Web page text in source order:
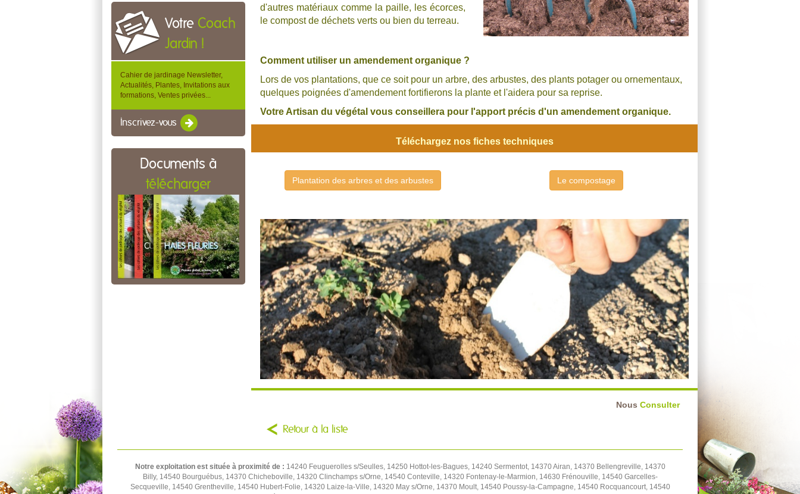
Votre Coach
Jardin !
Cahier de jardinage Newsletter,
Actualités, Plantes, Invitations aux
formations, Ventes privées...
Inscrivez-vous
Documents à
télécharger
d'autres matériaux comme la paille, les écorces,
le compost de déchets verts ou bien du terreau.
Comment utiliser un amendement organique ?
Lors de vos plantations, que ce soit pour un arbre, des arbustes, des plants potager ou ornementaux,
quelques poignées d'amendement fortifierons la plante et l'aidera pour sa reprise.
Votre Artisan du végétal vous conseillera pour l'apport précis d'un amendement organique.
Téléchargez nos fiches techniques
Plantation des arbres et des arbustes Le compostage
Nous Consulter
Retour à la liste
Notre exploitation est située à proximité de : 14240 Feuguerolles s/Seulles, 14250 Hottot-les-Bagues, 14240 Sermentot, 14370 Airan, 14370 Bellengreville, 14370
Billy, 14540 Bourguébus, 14370 Chicheboville, 14320 Clinchamps s/Orne, 14540 Conteville, 14320 Fontenay-le-Marmion, 14630 Frénouville, 14540 Garcelles-
Secqueville, 14540 Grentheville, 14540 Hubert-Folie, 14320 Laize-la-Ville, 14320 May s/Orne, 14370 Moult, 14540 Poussy-la-Campagne, 14540 Rocquancourt, 14540